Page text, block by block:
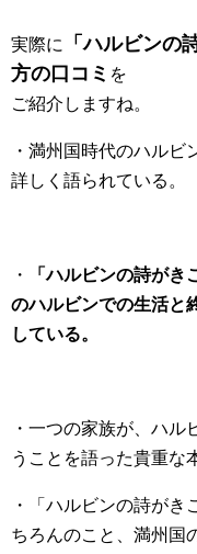
実際に
「ハルビンの
方の口コミ を
ご紹介しますね。
・満州国時代のハル
詳しく語られている。
・
「ハルビンの詩が
のハルビンでの生活と
している。
・一つの家族が、ハ
うことを語った貴重な
・「ハルビンの詩がき
ちろんのこと、満州国